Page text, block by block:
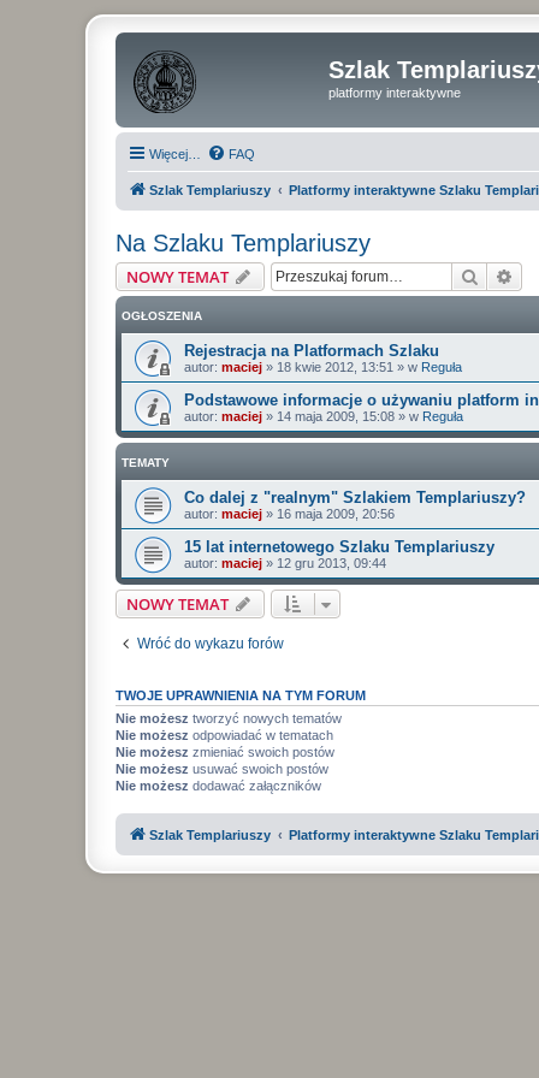
Szlak
platformy interaktywne
Więcej… FAQ
Szlak Templariuszy Platformy interaktywne Szlaku
Na Szlaku Templariuszy
NOWY TEMAT Szukaj
OGŁOSZENIA
Rejestracja na Platformach Szlaku
autor: maciej » 18 kwie 2012, 13:51 » w Reguła
Podstawowe informacje o używaniu platform
autor: maciej » 14 maja 2009, 15:08 » w Reguła
TEMATY
Co dalej z "realnym" Szlakiem Templariuszy?
autor: maciej » 16 maja 2009, 20:56
15 lat internetowego Szlaku Templariuszy
autor: maciej » 12 gru 2013, 09:44
NOWY TEMAT
Wróć do wykazu forów
TWOJE UPRAWNIENIA NA TYM FORUM
Nie możesz tworzyć nowych tematów
Nie możesz odpowiadać w tematach
Nie możesz zmieniać swoich postów
Nie możesz usuwać swoich postów
Nie możesz dodawać załączników
Szlak Templariuszy Platformy interaktywne Szlaku